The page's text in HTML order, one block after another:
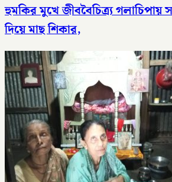
হুমকির মুখে জীববৈচিত্র্য গলাচিপায়
দিয়ে মাছ শিকার,